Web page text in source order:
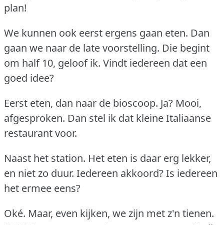
plan!
We kunnen ook eerst ergens gaan eten. Dan
gaan we naar de late voorstelling. Die begint
om half 10, geloof ik. Vindt iedereen dat een
goed idee?
Eerst eten, dan naar de bioscoop. Ja? Mooi,
afgesproken. Dan stel ik dat kleine Italiaanse
restaurant voor.
Naast het station. Het eten is daar erg lekker,
en niet zo duur. Iedereen akkoord?Is iedereen
het ermee eens?
Oké. Maar, even kijken, we zijn met z'n tienen.